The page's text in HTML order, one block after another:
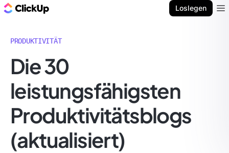
Loslegen
PRODUKTIVITÄT
Die 30
leistungsfähigsten
Produktivitätsblogs
(aktualisiert)